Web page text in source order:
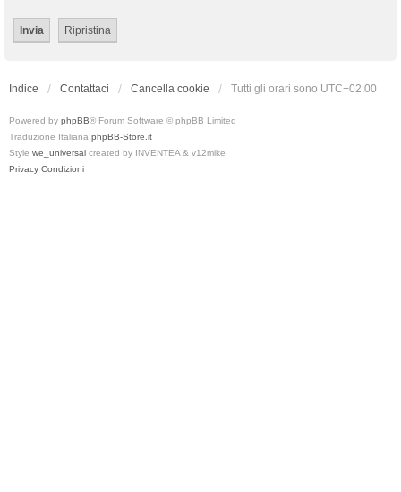
Indice Contattaci Cancella cookie Tutti gli orari sono UTC+02:00
Powered by phpBB® Forum Software © phpBB Limited
Traduzione Italiana phpBB-Store.it
Style we_universal created by INVENTEA & v12mike
Privacy Condizioni